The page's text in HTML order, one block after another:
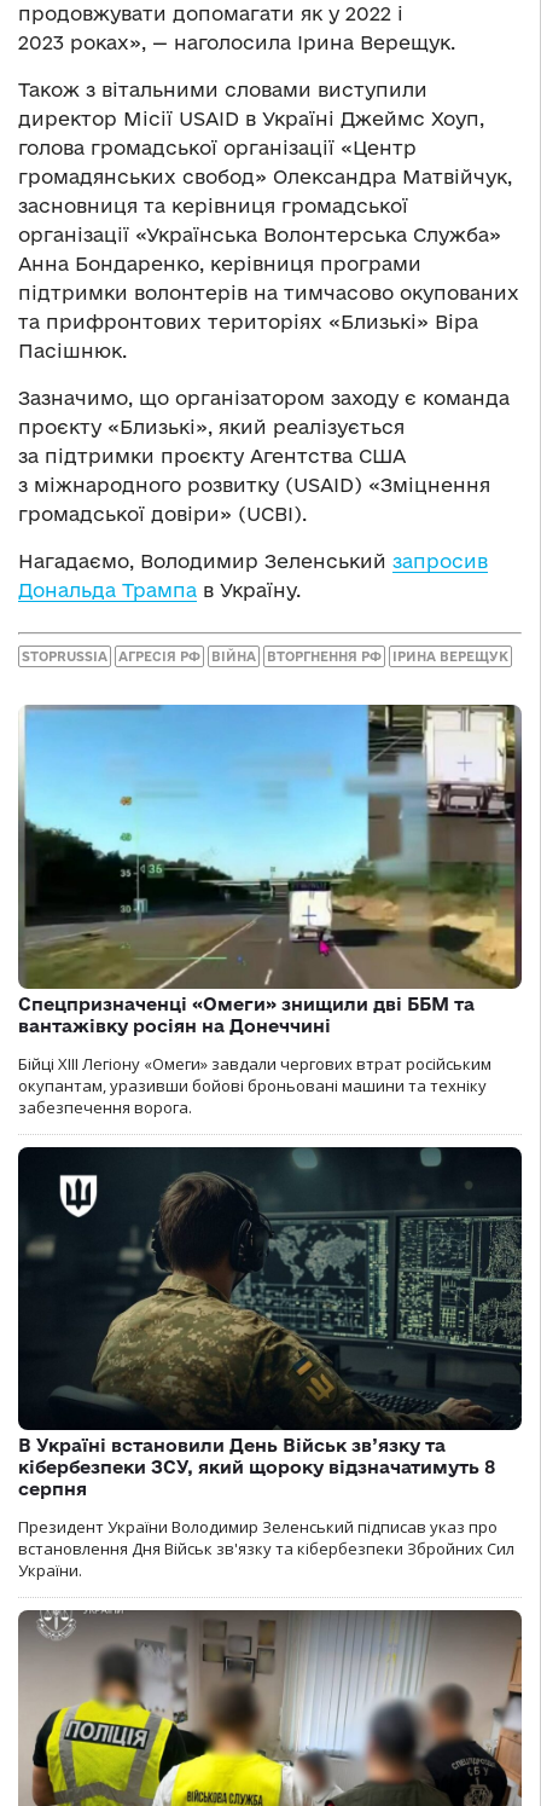
продовжувати допомагати як у 2022 і
2023 роках», — наголосила Ірина Верещук.
Також з вітальними словами виступили
директор Місії USAID в Україні Джеймс Хоуп,
голова громадської організації «Центр
громадянських свобод» Олександра Матвійчук,
засновниця та керівниця громадської
організації «Українська Волонтерська Служба»
Анна Бондаренко, керівниця програми
підтримки волонтерів на тимчасово окупованих
та прифронтових територіях «Близькі» Віра
Пасішнюк.
Зазначимо, що організатором заходу є команда
проєкту «Близькі», який реалізується
за підтримки проєкту Агентства США
з міжнародного розвитку (USAID) «Зміцнення
громадської довіри» (UCBI).
Нагадаємо, Володимир Зеленський запросив
Дональда Трампа в Україну.
STOPRUSSIA АГРЕСІЯ РФ ВІЙНА ВТОРГНЕННЯ РФ ІРИНА ВЕРЕЩУК
Спецпризначенці «Омеги» знищили дві ББМ та
вантажівку росіян на Донеччині
Бійці ХІІІ Легіону «Омеги» завдали чергових втрат російським
окупантам, уразивши бойові броньовані машини та техніку
забезпечення ворога.
В Україні встановили День Військ зв’язку та
кібербезпеки ЗСУ, який щороку відзначатимуть 8
серпня
Президент України Володимир Зеленський підписав указ про
встановлення Дня Військ зв'язку та кібербезпеки Збройних Сил
України.